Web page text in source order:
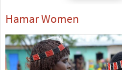
Hamar Women